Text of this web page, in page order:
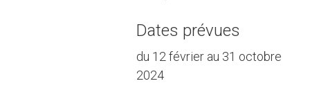
Dates prévues
du 12 février au 31 octobre
2024